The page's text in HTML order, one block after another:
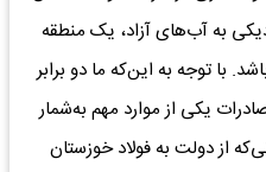
به آب‌های آزاد، یک منطقه
با توجه به این‌که ما دو برابر
یکی از موارد مهم به‌شمار
از دولت به فولاد خوزستان